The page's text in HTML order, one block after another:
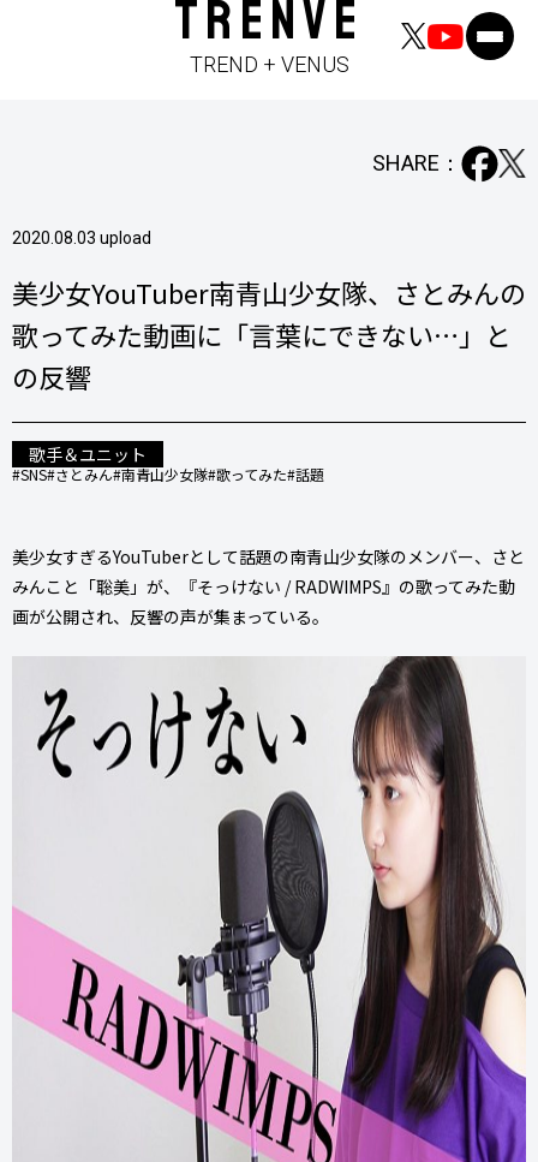
TRENVE
TREND + VENUS
2020.08.03 upload
SHARE：
美少女YouTuber南青山少女隊、さとみんの
歌ってみた動画に「言葉にできない…」と
の反響
歌手＆ユニット
#SNS#さとみん#南青山少女隊#歌ってみた#話題
美少女すぎるYouTuberとして話題の南青山少女隊のメンバー、さと
みんこと「聡美」が、『そっけない / RADWIMPS』の歌ってみた動
画が公開され、反響の声が集まっている。